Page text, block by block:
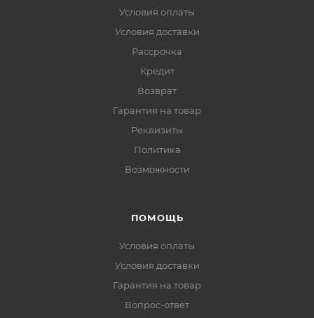
Условия оплаты
Условия доставки
Рассрочка
Кредит
Возврат
Гарантия на товар
Реквизиты
Политика
Возможности
ПОМОЩЬ
Условия оплаты
Условия доставки
Гарантия на товар
Вопрос-ответ